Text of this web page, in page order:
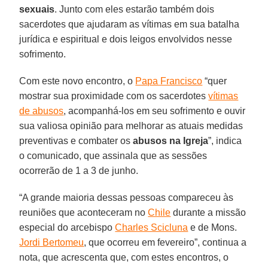
sexuais. Junto com eles estarão também dois
sacerdotes que ajudaram as vítimas em sua batalha
jurídica e espiritual e dois leigos envolvidos nesse
sofrimento.
Com este novo encontro, o Papa Francisco “quer
mostrar sua proximidade com os sacerdotesvítimas
de abusos, acompanhá-los em seu sofrimento e ouvir
sua valiosa opinião para melhorar as atuais medidas
preventivas e combater osabusos na Igreja”, indica
o comunicado, que assinala que as sessões
ocorrerão de 1 a 3 de junho.
“A grande maioria dessas pessoas compareceu às
reuniões que aconteceram noChile durante a missão
especial do arcebispoCharles Scicluna e de Mons.
Jordi Bertomeu, que ocorreu em fevereiro”, continua a
nota, que acrescenta que, com estes encontros, o